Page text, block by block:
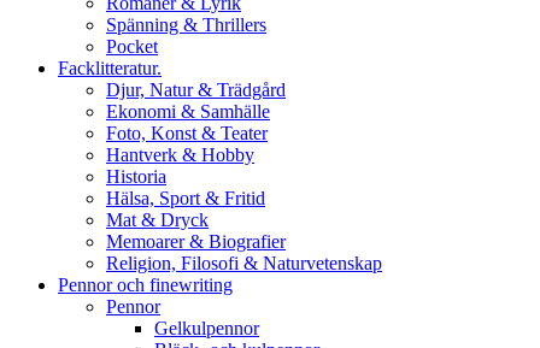
Spänning & Thrillers
Pocket
Facklitteratur.
Djur, Natur & Trädgård
Ekonomi & Samhälle
Foto, Konst & Teater
Hantverk & Hobby
Historia
Hälsa, Sport & Fritid
Mat & Dryck
Memoarer & Biografier
Religion, Filosofi & Naturvetenskap
Pennor och finewriting
Pennor
Gelkulpennor